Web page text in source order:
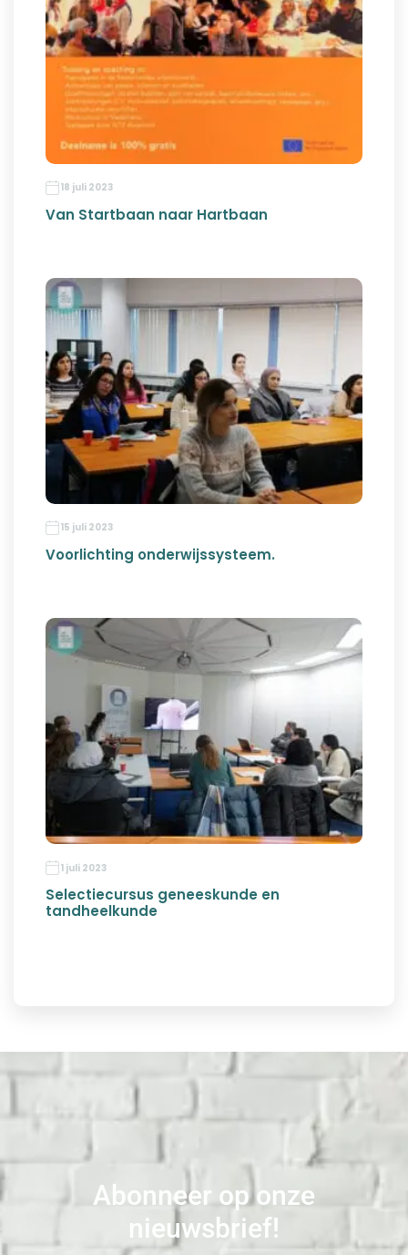
18 juli 2023
Van Startbaan naar Hartbaan
15 juli 2023
Voorlichting onderwijssysteem.
1 juli 2023
Selectiecursus geneeskunde en
tandheelkunde
Abonneer op onze
nieuwsbrief!